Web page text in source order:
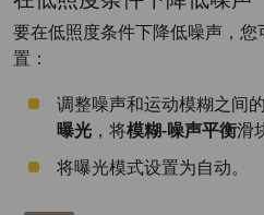
要在低照度条件下降低噪声，
置：
调整噪声和运动模糊之间
曝光 ，将模糊-噪声平衡滑
将曝光模式设置为自动。